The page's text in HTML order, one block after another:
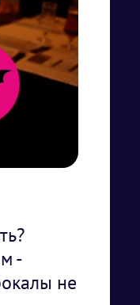
-
не